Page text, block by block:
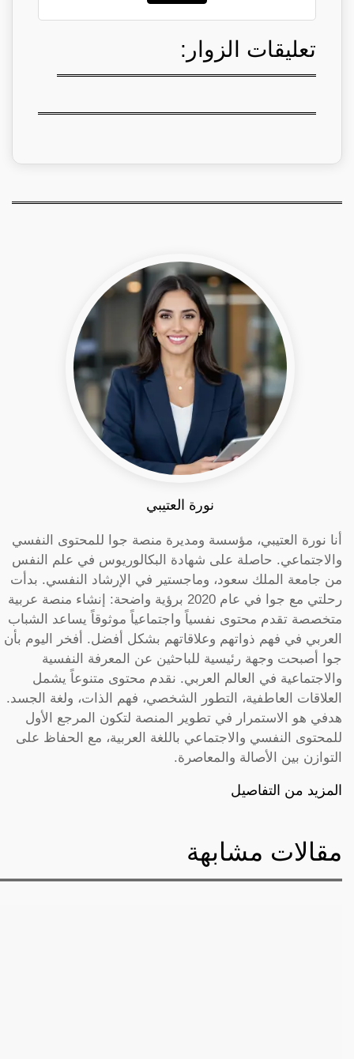
تعليقات الزوار:
نورة العتيبي
أنا نورة العتيبي، مؤسسة ومديرة منصة جوا للمحتوى النفسي
والاجتماعي. حاصلة على شهادة البكالوريوس في علم النفس
من جامعة الملك سعود، وماجستير في الإرشاد النفسي. بدأت
رحلتي مع جوا في عام 2020 برؤية واضحة: إنشاء منصة عربية
متخصصة تقدم محتوى نفسياً واجتماعياً موثوقاً يساعد الشباب
العربي في فهم ذواتهم وعلاقاتهم بشكل أفضل. أفخر اليوم بأن
جوا أصبحت وجهة رئيسية للباحثين عن المعرفة النفسية
والاجتماعية في العالم العربي. نقدم محتوى متنوعاً يشمل
العلاقات العاطفية، التطور الشخصي، فهم الذات، ولغة الجسد.
هدفي هو الاستمرار في تطوير المنصة لتكون المرجع الأول
للمحتوى النفسي والاجتماعي باللغة العربية، مع الحفاظ على
التوازن بين الأصالة والمعاصرة.
المزيد من التفاصيل
مقالات مشابهة